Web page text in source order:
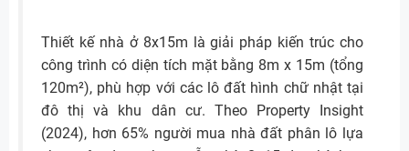
Thiết kế nhà ở 8x15m là giải pháp kiến trúc cho
công trình có diện tích mặt bằng 8m x 15m (tổng
120m²), phù hợp với các lô đất hình chữ nhật tại
đô thị và khu dân cư. Theo Property Insight
(2024), hơn 65% người mua nhà đất phân lô lựa